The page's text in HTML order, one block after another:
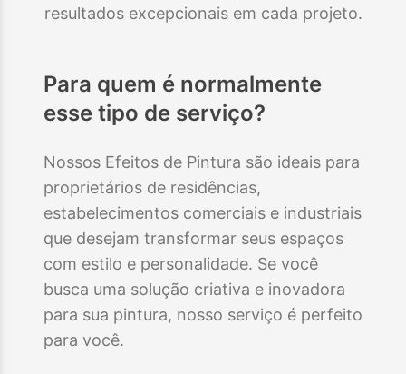
resultados excepcionais em cada projeto.
Para quem é normalmente
esse tipo de serviço?
Nossos Efeitos de Pintura são ideais para
proprietários de residências,
estabelecimentos comerciais e industriais
que desejam transformar seus espaços
com estilo e personalidade. Se você
busca uma solução criativa e inovadora
para sua pintura, nosso serviço é perfeito
para você.